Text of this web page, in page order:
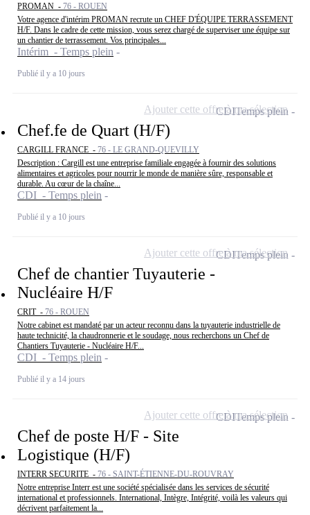
PROMAN - 76 - ROUEN
Votre agence d'intérim PROMAN recrute un CHEF D'ÉQUIPE TERRASSEMENT
H/F. Dans le cadre de cette mission, vous serez chargé de superviser une équipe sur
un chantier de terrassement. Vos principales...
Intérim - Temps plein
Publié il y a 10 jours
Chef.fe de Quart (H/F)
CARGILL FRANCE - 76 - LE GRAND-QUEVILLY
Description : Cargill est une entreprise familiale engagée à fournir des solutions
alimentaires et agricoles pour nourrir le monde de manière sûre, responsable et
durable. Au cœur de la chaîne...
CDI - Temps plein
Publié il y a 10 jours
CDITemps plein
Ajouter cette offre à ma sélection
Chef de chantier Tuyauterie -
Nucléaire H/F
CRIT - 76 - ROUEN
Notre cabinet est mandaté par un acteur reconnu dans la tuyauterie industrielle de
haute technicité, la chaudronnerie et le soudage, nous recherchons un Chef de
Chantiers Tuyauterie - Nucléaire H/F...
CDI - Temps plein
Publié il y a 14 jours
CDITemps plein
Ajouter cette offre à ma sélection
Chef de poste H/F - Site
Logistique (H/F)
INTERR SECURITE - 76 - SAINT-ÉTIENNE-DU-ROUVRAY
Notre entreprise Interr est une société spécialisée dans les services de sécurité
international et professionnels. International, Intègre, Intégrité, voilà les valeurs qui
décrivent parfaitement la...
CDITemps plein
Ajouter cette offre à ma sélection